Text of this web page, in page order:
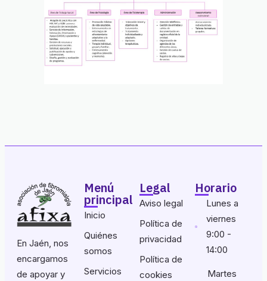
En Jaén, nos
encargamos
de apoyar y
Menú
principal
Inicio
Quiénes
somos
Servicios
Legal
Aviso legal
Política de
privacidad
Política de
cookies
Horario
Lunes a
viernes
9:00 -
14:00
Martes